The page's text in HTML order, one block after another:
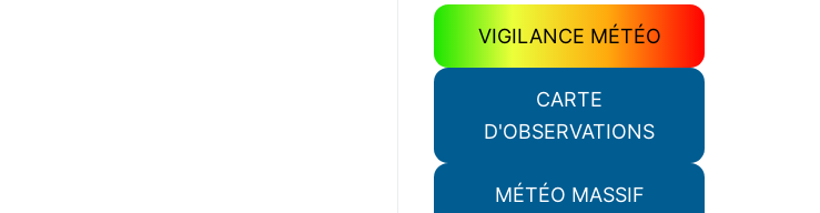
VIGILANCE MÉTÉO
CARTE
D'OBSERVATIONS
MÉTÉO MASSIF